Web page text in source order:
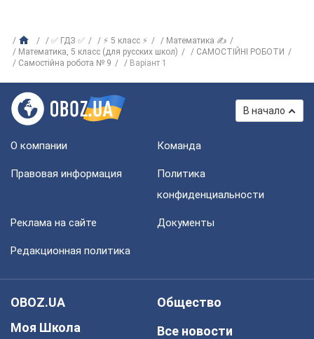
✅ ГДЗ ✅ ⚡ 5 класс ⚡
Математика ✍
Математика, 5 класс (для русских школ)
САМОСТІЙНІ РОБОТИ
Самостійна робота № 9
Варіант 1
В начало
О компании Команда
Правовая информация
Политика
конфиденциальности
Реклама на сайте Документы
Редакционная политика
OBOZ.UA
Моя Школа
Общество
Все новости